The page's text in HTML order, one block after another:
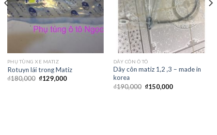
PHỤ TÙNG XE MATIZ
Rotuyn lái trong Matiz
₫180,000 ₫129,000
DÂY CÔN Ô TÔ
Dây côn matiz 1,2 ,3 – made in
korea
₫190,000 ₫150,000